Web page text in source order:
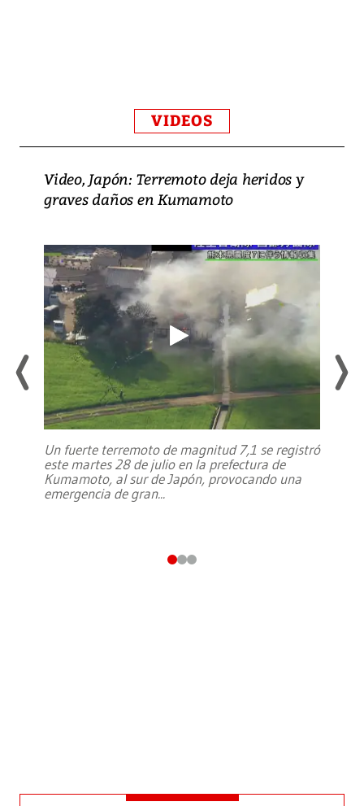
VIDEOS
Video, Japón: Terremoto deja heridos y
graves daños en Kumamoto
Un fuerte terremoto de magnitud 7,1 se registró
este martes 28 de julio en la prefectura de
Kumamoto, al sur de Japón, provocando una
emergencia de gran...